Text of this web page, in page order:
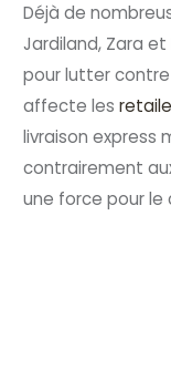
Déjà de
Jardiland, Zara et
pour lutter
affecte les
livraison express
contrairement
une force pour